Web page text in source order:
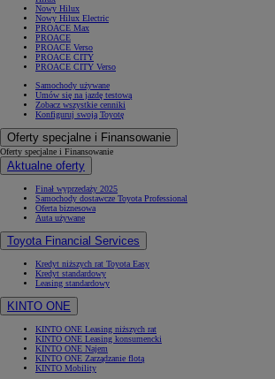
Nowy Hilux
Nowy Hilux Electric
PROACE Max
PROACE
PROACE Verso
PROACE CITY
PROACE CITY Verso
Samochody używane
Umów się na jazdę testową
Zobacz wszystkie cenniki
Konfiguruj swoją Toyotę
Oferty specjalne i Finansowanie
Oferty specjalne i Finansowanie
Aktualne oferty
Finał wyprzedaży 2025
Samochody dostawcze Toyota Professional
Oferta biznesowa
Auta używane
Toyota Financial Services
Kredyt niższych rat Toyota Easy
Kredyt standardowy
Leasing standardowy
KINTO ONE
KINTO ONE Leasing niższych rat
KINTO ONE Leasing konsumencki
KINTO ONE Najem
KINTO ONE Zarządzanie flotą
KINTO Mobility